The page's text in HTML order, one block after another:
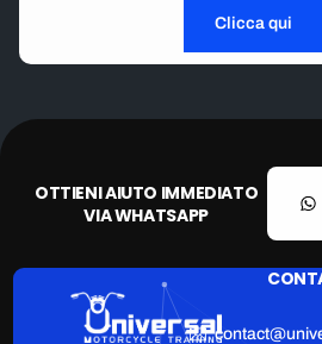
Clicca qui
OTTIENI AIUTO IMMEDIATO
VIA WHATSAPP